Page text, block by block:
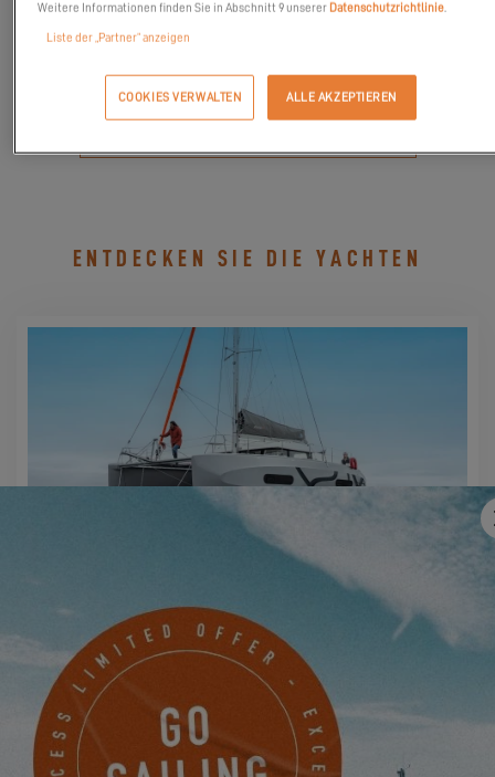
ENTDECKEN SIE DIE YACHTEN
EXCESS 11
Weitere Informationen finden Sie in Abschnitt 9 unserer Datenschutzrichtlinie.
Liste der „Partner“ anzeigen
COOKIES VERWALTEN ALLE AKZEPTIEREN